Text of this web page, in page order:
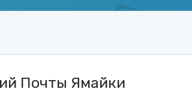
Почты Ямайки